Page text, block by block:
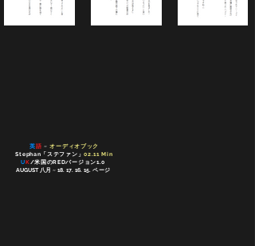
英語 ~オーディオブック
Stephan「ステファン」02.11 Min
UK/米国のREDバージョン1.0
AUGUST 八月 ~ 18. 17. 16. 15. ページ